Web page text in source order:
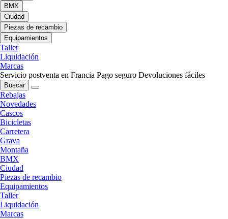
BMX
Ciudad
Piezas de recambio
Equipamientos
Taller
Liquidación
Marcas
Servicio postventa en Francia Pago seguro Devoluciones fáciles
Buscar
Rebajas
Novedades
Cascos
Bicicletas
Carretera
Grava
Montaña
BMX
Ciudad
Piezas de recambio
Equipamientos
Taller
Liquidación
Marcas